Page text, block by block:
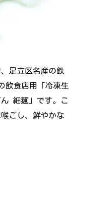
足立区名産の鉄
飲食店用「冷凍生
細麺」です。こ
ごし、鮮やかな